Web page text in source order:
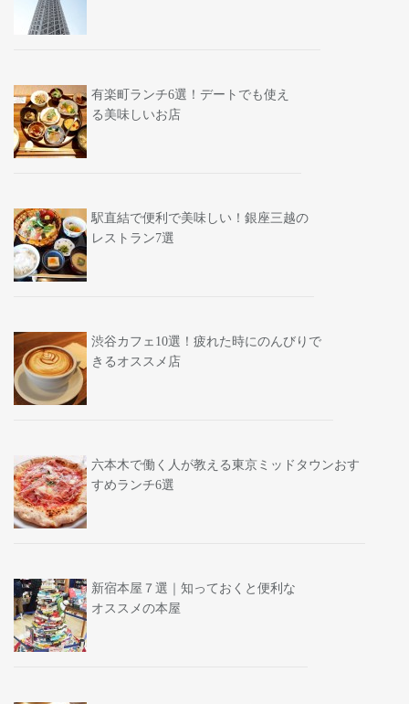
有楽町ランチ6選！デートでも使え
る美味しいお店
駅直結で便利で美味しい！銀座三越の
レストラン7選
渋谷カフェ10選！疲れた時にのんびりで
きるオススメ店
六本木で働く人が教える東京ミッドタウンおす
すめランチ6選
新宿本屋７選｜知っておくと便利な
オススメの本屋